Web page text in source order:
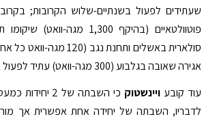
שעתידים לפעול בשנתיים-שלוש הקרובות;
פוטוולטאיים (בהיקף
אגירה שאובה בגלבוע (300 מגה-וואט) עתיד לפעול במרץ 2018.
עוד קובע ויינשטוק
כי השבתה של 2
לדבריו, השבתה של יחידה אחת אפשרית אך